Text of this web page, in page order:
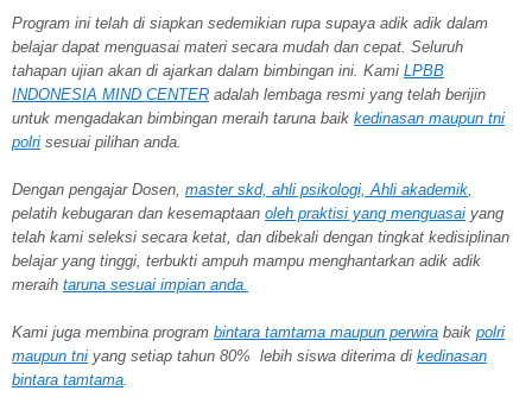
Program ini telah di siapkan sedemikian rupa supaya adik adik dalam
belajar dapat menguasai materi secara mudah dan cepat. Seluruh
tahapan ujian akan di ajarkan dalam bimbingan ini. Kami LPBB
INDONESIA MIND CENTER adalah lembaga resmi yang telah berijin
untuk mengadakan bimbingan meraih taruna baik kedinasan maupun tni
polri sesuai pilihan anda.
Dengan pengajar Dosen, master skd, ahli psikologi, Ahli akademik
pelatih kebugaran dan kesemaptaan oleh praktisi yang menguasai yang
telah kami seleksi secara ketat, dan dibekali dengan tingkat kedisiplinan
belajar yang tinggi, terbukti ampuh mampu menghantarkan adik adik
meraih taruna sesuai impian anda.
Kami juga membina program bintara tamtama maupun perwira baik polri
maupun tni yang setiap tahun 80% lebih siswa diterima di kedinasan
bintara tamtama